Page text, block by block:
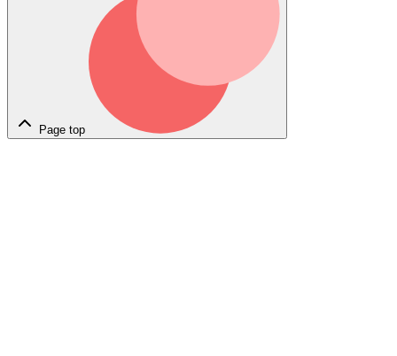
Page top